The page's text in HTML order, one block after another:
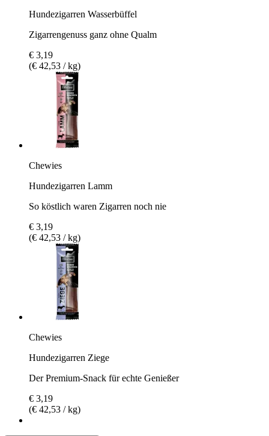
Hundezigarren Wasserbüffel
Zigarrengenuss ganz ohne Qualm
€ 3,19
(€ 42,53 / kg)
Chewies
Hundezigarren Lamm
So köstlich waren Zigarren noch nie
€ 3,19
(€ 42,53 / kg)
Chewies
Hundezigarren Ziege
Der Premium-Snack für echte Genießer
€ 3,19
(€ 42,53 / kg)